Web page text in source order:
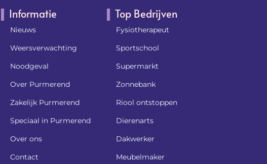
Informatie
Nieuws
Weersverwachting
Noodgeval
Over Purmerend
Zakelijk Purmerend
Speciaal in Purmerend
Over ons
Contact
Top Bedrijven
Fysiotherapeut
Sportschool
Supermarkt
Zonnebank
Riool ontstoppen
Dierenarts
Dakwerker
Meubelmaker